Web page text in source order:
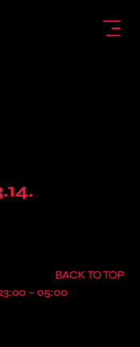
BACK TO TOP
– 05:00